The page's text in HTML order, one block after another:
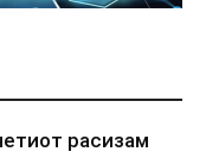
расизам